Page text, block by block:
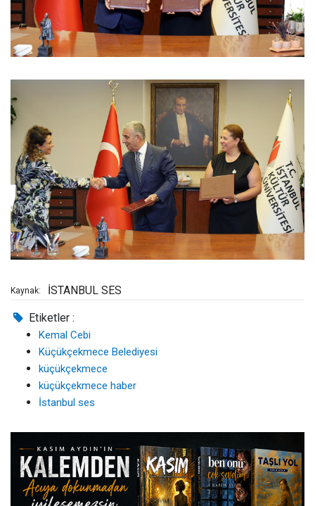
Kaynak: İSTANBUL SES
Etiketler :
Kemal Cebi
Küçükçekmece Belediyesi
küçükçekmece
küçükçekmece haber
İstanbul ses